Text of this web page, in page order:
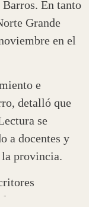
En tanto
Grande
en el
e
detalló que
se
a docentes y
provincia.
nuestra